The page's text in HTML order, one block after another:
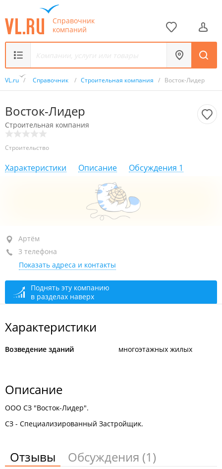
Справочник
компаний
VL.ru / Справочник / Строительная компания / Восток-Лидер
Восток-Лидер
Строительная компания
Строительство
Характеристики Описание Обсуждения 1
Артём, ул. Кирова, 74/3
2-й этаж
открыто: 08:00–17:00
Артём
3 телефона
Показать адреса и контакты
Поднять эту компанию
в разделах наверх
Характеристики
Возведение зданий многоэтажных жилых
Описание
ООО СЗ "Восток-Лидер".
СЗ - Специализированный Застройщик.
Отзывы Обсуждения (1)